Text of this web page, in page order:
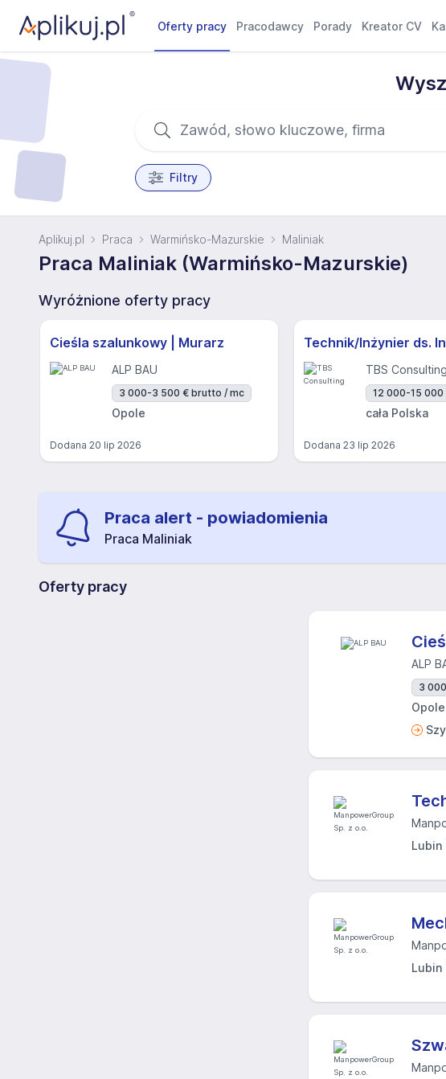
Oferty pracy Pracodawcy Porady Kreator CV
Filtry
Aplikuj.pl Praca Warmińsko-Mazurskie Maliniak
Praca Maliniak (Warmińsko-Mazurskie)
Wyróżnione oferty pracy
Cieśla szalunkowy | Murarz
ALP BAU
3 000-3 500 € brutto / mc
Opole
Dodana 20 lip 2026
Technik/Inżynier ds.
TBS Consulting
12 000-15 000
cała Polska
Dodana 23 lip 2026
Praca alert - powiadomienia
Praca Maliniak
Oferty pracy
ALP
3
Lubin
Lubin